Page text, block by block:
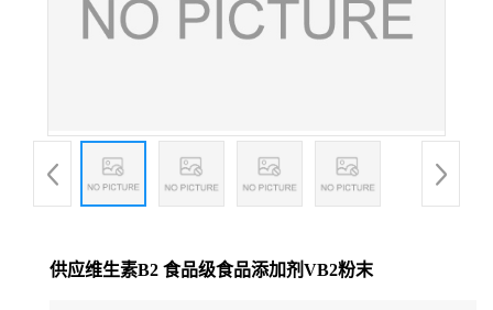
供应维生素B2 食品级食品添加剂VB2粉末